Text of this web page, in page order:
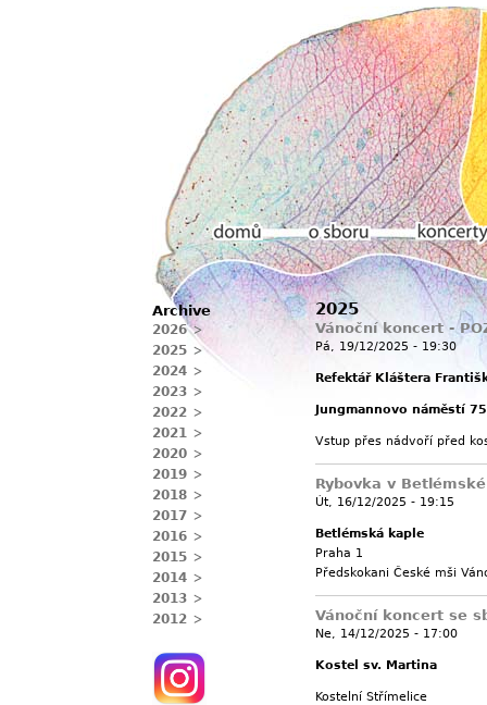
2025
Vánoční koncert -
Pá, 19/12/2025 - 19:30
Refektář Kláštera
Jungmannovo náměstí
Vstup přes nádvoří před
Rybovka v
Út, 16/12/2025 - 19:15
Betlémská kaple
Praha 1
Předskokani České mši
Vánoční koncert se
Ne, 14/12/2025 - 17:00
Kostel sv. Martina
Kostelní Střímelice
Hlavní menu
Domů O sboru Koncerty
Archive
2026
2025
2024
2023
2022
2021
2020
2019
2018
2017
2016
2015
2014
2013
2012